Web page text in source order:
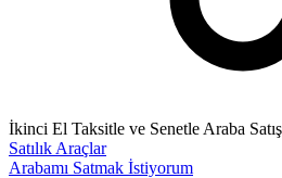
İkinci El Taksitle ve Senetle Araba
Satılık Araçlar
Arabamı Satmak İstiyorum